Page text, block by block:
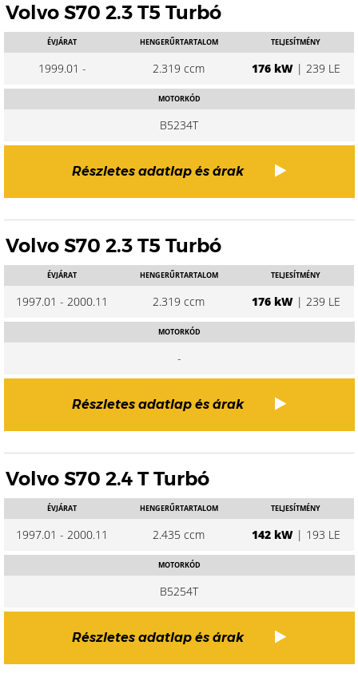
Volvo S70 2.3 T5 Turbó
ÉVJÁRAT
1999.01 -
HENGERŰRTARTALOM
2.319 ccm
TELJESÍTMÉNY
176 kW| 239 LE
MOTORKÓD
B5234T
Részletes adatlap és árak
Volvo S70 2.3 T5 Turbó
ÉVJÁRAT
1997.01 - 2000.11
HENGERŰRTARTALOM
2.319 ccm
TELJESÍTMÉNY
176 kW| 239 LE
MOTORKÓD
-
Részletes adatlap és árak
Volvo S70 2.4 T Turbó
ÉVJÁRAT
1997.01 - 2000.11
HENGERŰRTARTALOM
2.435 ccm
TELJESÍTMÉNY
142 kW| 193 LE
MOTORKÓD
B5254T
Részletes adatlap és árak